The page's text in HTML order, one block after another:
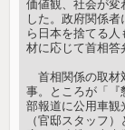
価値観、社会が変
した。政府関係
ら日本を捨てる
材に応じて首相答
首相関係の取材
事。ところが「『
部報道に公用車観
（官邸スタッフ